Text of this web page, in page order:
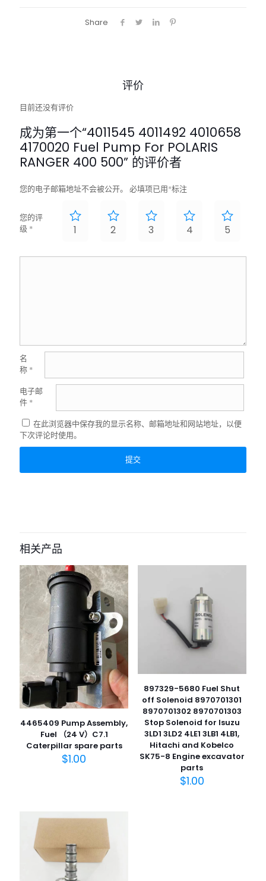
Share
评价
目前还没有评价
成为第一个“4011545 4011492 4010658
4170020 Fuel Pump For POLARIS
RANGER 400 500” 的评价者
您的电子邮箱地址不会被公开。 必填项已用*标注
您的评
级 * 1 2 3 4 5
名
称 *
电子邮
件 *
在此浏览器中保存我的显示名称、邮箱地址和网站地址，以便
下次评论时使用。
相关产品
4465409 Pump Assembly,
Fuel （24 V）C7.1
Caterpillar spare parts
$1.00
897329-5680 Fuel Shut
off Solenoid 8970701301
8970701302 8970701303
Stop Solenoid for Isuzu
3LD1 3LD2 4LE1 3LB1 4LB1,
Hitachi and Kobelco
SK75-8 Engine excavator
parts
$1.00